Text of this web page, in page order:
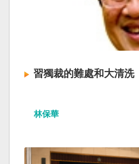
習獨裁的難處和大清洗
林保華